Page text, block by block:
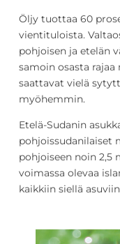
Öljy tuottaa 60
vientituloista.
pohjoisen ja etelän
samoin osasta
saattavat vielä
myöhemmin.
Etelä-Sudanin
pohjoissudanilaiset
pohjoiseen noin 2,5
voimassa olevaa
kaikkiin siellä